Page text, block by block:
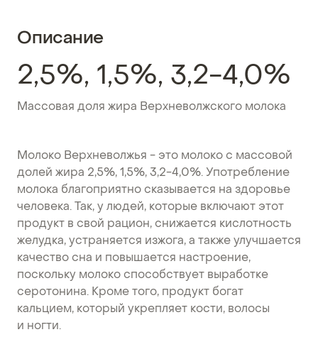
Описание
2,5%, 1,5%, 3,2-4,0%
Массовая доля жира Верхневолжского молока
Молоко Верхневолжья - это молоко с массовой
долей жира 2,5%, 1,5%, 3,2-4,0%. Употребление
молока благоприятно сказывается на здоровье
человека. Так, у людей, которые включают этот
продукт в свой рацион, снижается кислотность
желудка, устраняется изжога, а также улучшается
качество сна и повышается настроение,
поскольку молоко способствует выработке
серотонина. Кроме того, продукт богат
кальцием, который укрепляет кости, волосы
и ногти.